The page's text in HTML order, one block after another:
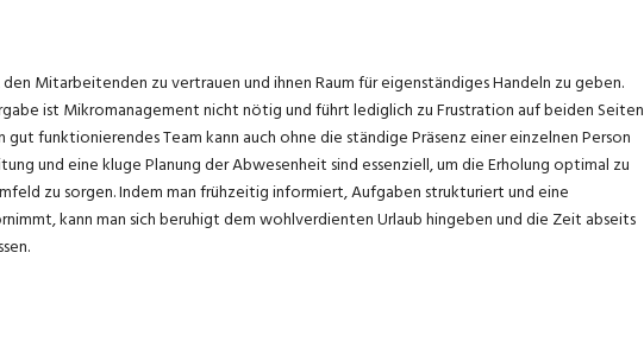
Mitarbeitenden zu vertrauen und ihnen Raum für eigenständiges Handeln zu geben.
ist Mikromanagement nicht nötig und führt lediglich zu Frustration auf beiden Seiten
gut funktionierendes Team kann auch ohne die ständige Präsenz einer einzelnen Person
und eine kluge Planung der Abwesenheit sind essenziell, um die Erholung optimal zu
zu sorgen. Indem man frühzeitig informiert, Aufgaben strukturiert und eine
kann man sich beruhigt dem wohlverdienten Urlaub hingeben und die Zeit abseits